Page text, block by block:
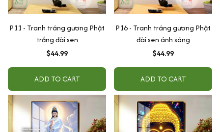
P11 - Tranh tráng gương Phật
trắng đài sen
$44.99
ADD TO CART
P16 - Tranh tráng gương Phật
đài sen ánh sáng
$44.99
ADD TO CART